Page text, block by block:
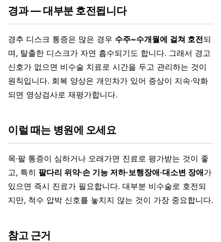
경과 — 대부분 호전됩니다
경추 디스크 통증은 많은 경우 수주~수개월에 걸쳐 호전되
며, 탈출한 디스크가 자연 흡수되기도 합니다. 그래서 경고
신호가 없으면 비수술 치료로 시간을 두고 관리하는 것이
원칙입니다. 회복 양상은 개인차가 있어 증상이 지속·악화
되면 영상검사로 재평가합니다.
이럴 때는 병원에 오세요
목·팔 통증이 심하거나 오래가면 진료로 평가받는 것이 좋
고, 특히 팔다리 위약·손 기능 저하·보행장애·대소변 장애가
있으면 즉시 진료가 필요합니다. 대부분 비수술로 호전되
지만, 척수 압박 신호를 놓치지 않는 것이 가장 중요합니다.
참고 근거